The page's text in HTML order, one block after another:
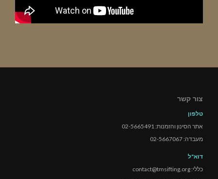
צור קשר
טלפון
אתר הסינון והזמנות: 02-5665491
מעבדה: 02-5667067
דוא"ל
כללי: contact@tmsifting.org